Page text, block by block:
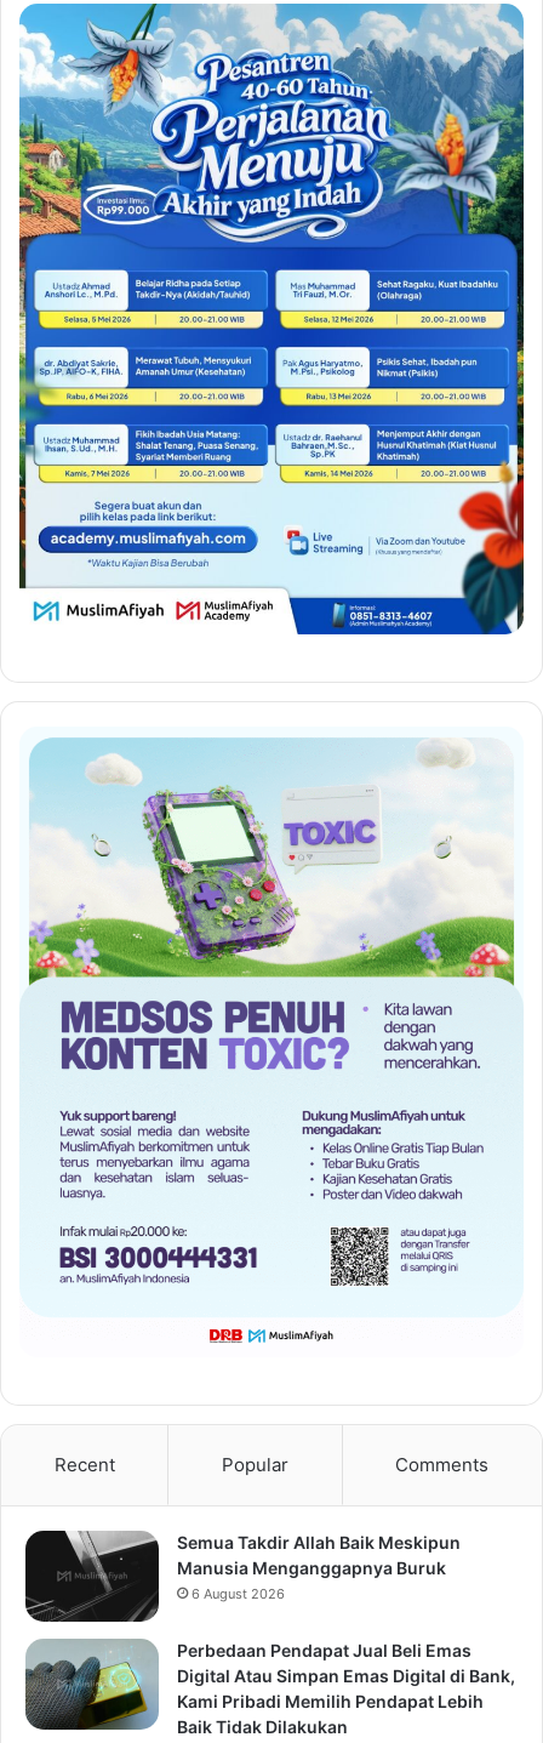
Recent Popular Comments
Semua Takdir Allah Baik Meskipun
Manusia Menganggapnya Buruk
6 August 2026
Perbedaan Pendapat Jual Beli Emas
Digital Atau Simpan Emas Digital di Bank,
Kami Pribadi Memilih Pendapat Lebih
Baik Tidak Dilakukan